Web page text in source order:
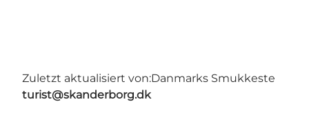
Zuletzt aktualisiert von:Danmarks Smukkeste
turist@skanderborg.dk